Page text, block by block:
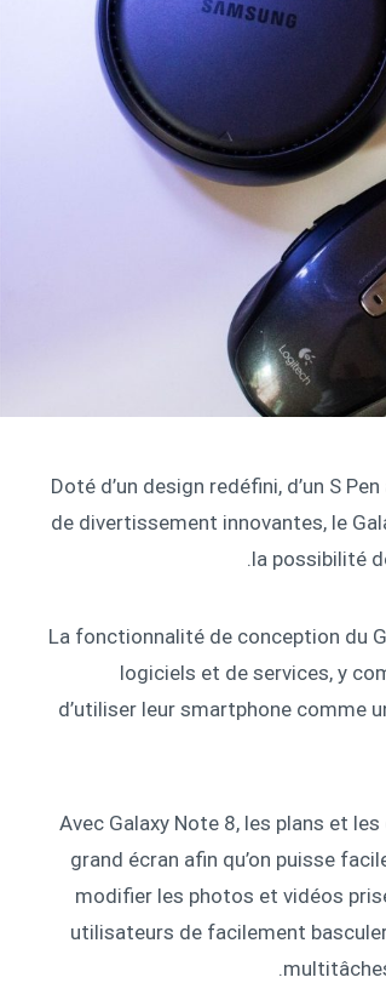
Doté d’un design redéfini, d’un S
de divertissement innovantes, le
la possibilité
La fonctionnalité de conception du
logiciels et de services, y
d’utiliser leur smartphone comme
Avec Galaxy Note 8, les plans et
grand écran afin qu’on puisse
modifier les photos et vidéos
utilisateurs de facilement